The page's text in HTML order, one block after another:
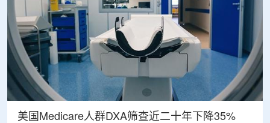
美国Medicare人群DXA筛查近二十年下降35%